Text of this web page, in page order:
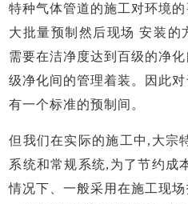
特种气体管道的施工对环境
大批量预制然后现场 安装的
需要在洁净度达到百级的净
级净化间的管理着装。因此
有一个标准的预制间。
但我们在实际的施工中 ,大宗
系统和常规系统,为了节约成
情况下、一般采用在施工现